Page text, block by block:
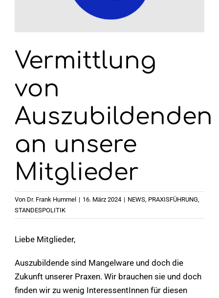
Vermittlung
von
Auszubildenden
an unsere
Mitglieder
Von Dr. Frank Hummel | 16. März 2024 | NEWS, PRAXISFÜHRUNG,
STANDESPOLITIK
Liebe Mitglieder,
Auszubildende sind Mangelware und doch die
Zukunft unserer Praxen. Wir brauchen sie und doch
finden wir zu wenig InteressentInnen für diesen